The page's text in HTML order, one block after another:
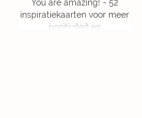
You are amazing! - 52
inspiratiekaarten voor meer
positiviteit en